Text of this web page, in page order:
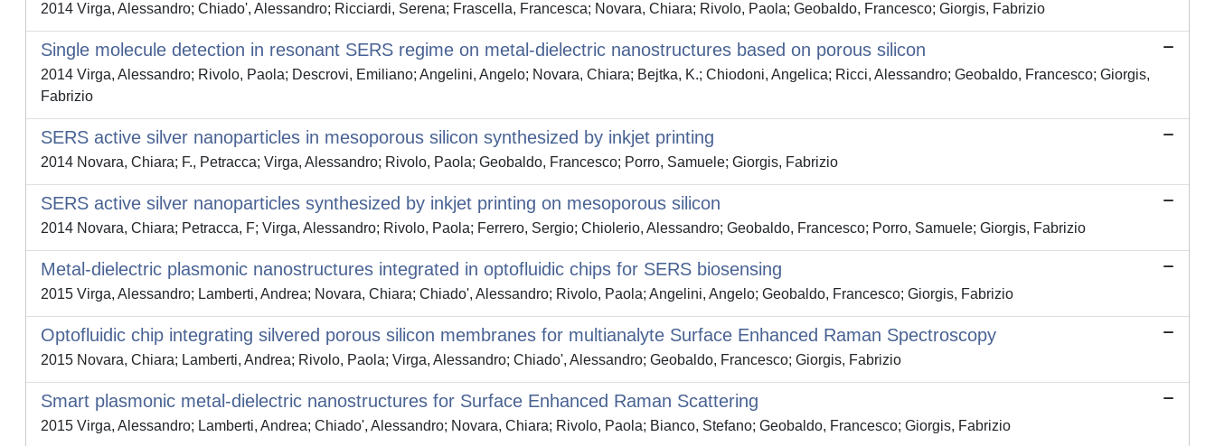
2014 Virga, Alessandro; Chiado', Alessandro; Ricciardi, Serena; Frascella, Francesca; Novara, Chiara; Rivolo, Paola; Geobaldo, Francesco; Giorgis, Fabrizio
Single molecule detection in resonant SERS regime on metal-dielectric nanostructures based on porous silicon
2014 Virga, Alessandro; Rivolo, Paola; Descrovi, Emiliano; Angelini, Angelo; Novara, Chiara; Bejtka, K.; Chiodoni, Angelica; Ricci, Alessandro; Geobaldo, Francesco; Giorgis,
Fabrizio
SERS active silver nanoparticles in mesoporous silicon synthesized by inkjet printing
2014 Novara, Chiara; F., Petracca; Virga, Alessandro; Rivolo, Paola; Geobaldo, Francesco; Porro, Samuele; Giorgis, Fabrizio
SERS active silver nanoparticles synthesized by inkjet printing on mesoporous silicon
2014 Novara, Chiara; Petracca, F; Virga, Alessandro; Rivolo, Paola; Ferrero, Sergio; Chiolerio, Alessandro; Geobaldo, Francesco; Porro, Samuele; Giorgis, Fabrizio
Metal-dielectric plasmonic nanostructures integrated in optofluidic chips for SERS biosensing
2015 Virga, Alessandro; Lamberti, Andrea; Novara, Chiara; Chiado', Alessandro; Rivolo, Paola; Angelini, Angelo; Geobaldo, Francesco; Giorgis, Fabrizio
Optofluidic chip integrating silvered porous silicon membranes for multianalyte Surface Enhanced Raman Spectroscopy
2015 Novara, Chiara; Lamberti, Andrea; Rivolo, Paola; Virga, Alessandro; Chiado', Alessandro; Geobaldo, Francesco; Giorgis, Fabrizio
Smart plasmonic metal-dielectric nanostructures for Surface Enhanced Raman Scattering
2015 Virga, Alessandro; Lamberti, Andrea; Chiado', Alessandro; Novara, Chiara; Rivolo, Paola; Bianco, Stefano; Geobaldo, Francesco; Giorgis, Fabrizio